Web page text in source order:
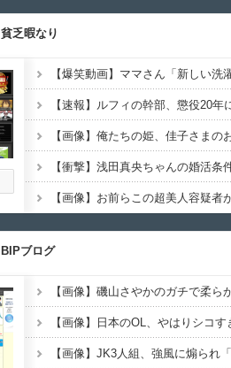
貧乏暇なり
BIPブログ
【画像】日本のOL、やはりシコ